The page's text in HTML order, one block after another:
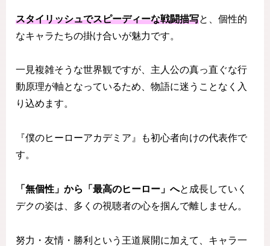
スタイリッシュでスピーディーな戦闘描写と、個性的
なキャラたちの掛け合いが魅力です。
一見複雑そうな世界観ですが、主人公の真っ直ぐな行
動原理が軸となっているため、物語に迷うことなく入
り込めます。
『僕のヒーローアカデミア』も初心者向けの代表作で
す。
「無個性」から「最高のヒーロー」へと成長していく
デクの姿は、多くの視聴者の心を掴んで離しません。
努力・友情・勝利という王道展開に加えて、キャラ一